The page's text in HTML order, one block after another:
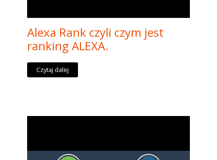
Alexa Rank czyli czym jest
ranking ALEXA.
Czytaj dalej